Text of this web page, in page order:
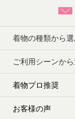
着物の種類から
ご利用シーンか
着物プロ推奨
お客様の声